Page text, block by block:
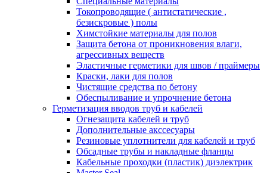
Токопроводящие ( антистатические ,
безискровые ) полы
Химстойкие материалы для полов
Защита бетона от проникновения влаги,
агрессивных веществ
Эластичные герметики для швов / праймеры
Краски, лаки для полов
Чистящие средства по бетону
Обеспыливание и упрочнение бетона
Герметизация вводов труб и кабелей
Огнезащита кабелей и труб
Дополнительные акссесуары
Резиновые уплотнители для кабелей и труб
Обсадные трубы и накладные фланцы
Кабельные проходки (пластик) диэлектрик